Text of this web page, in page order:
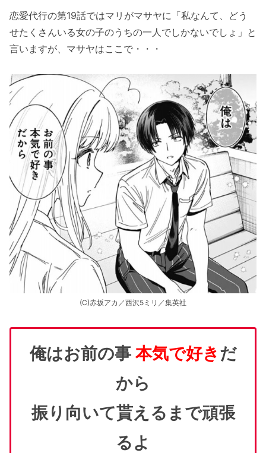
恋愛代行の第19話ではマリがマサヤに「私なんて、どう
せたくさんいる女の子のうちの一人でしかないでしょ」と
言いますが、マサヤはここで・・・
(C)赤坂アカ／西沢5ミリ／集英社
俺はお前の事 本気で好きだ
から
振り向いて貰えるまで頑張
るよ